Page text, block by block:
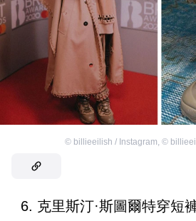
© billieeilish / Instagram ©
6. 克里斯汀·斯圖爾特穿短